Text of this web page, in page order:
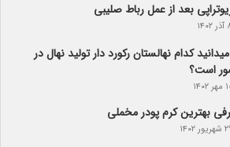
بعد از عمل رباط صلیبی
می­دانید کدام نهالستان رکورد دار تولید نهال­ در
است؟
بهترین کرم پودر مخملی
۱۴۰۲